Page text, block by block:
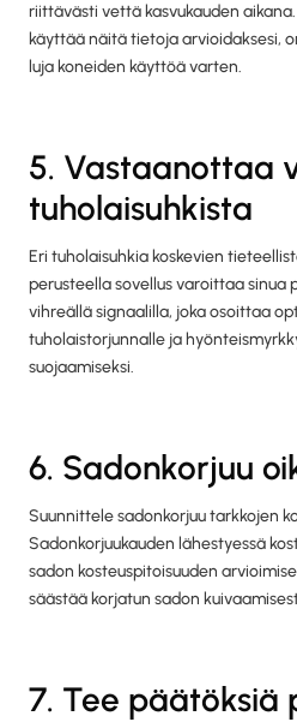
riittävästi vettä kasvukauden
käyttää näitä tietoja arvioidaksesi,
luja koneiden käyttöä varten.
5. Vastaanottaa
tuholaisuhkista
Eri tuholaisuhkia koskevien
perusteella sovellus varoittaa sinua
vihreällä signaalilla, joka osoittaa
tuholaistorjunnalle ja
suojaamiseksi.
6. Sadonkorjuu
Suunnittele sadonkorjuu tarkkojen
Sadonkorjuukauden lähestyessä
sadon kosteuspitoisuuden
säästää korjatun sadon
7. Tee päätöksiä